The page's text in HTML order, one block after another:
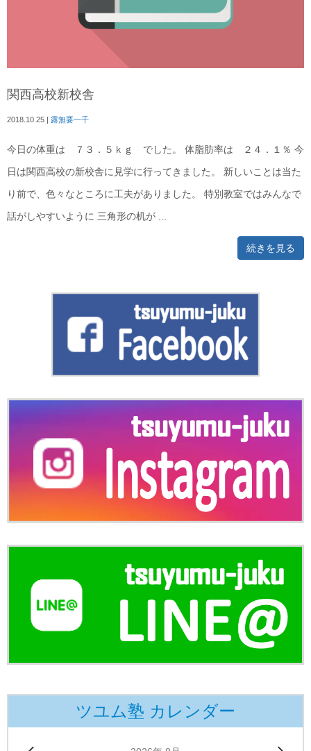
関西高校新校舎
2018.10.25 | 露無要一千
今日の体重は ７３．５ｋｇ でした。 体脂肪率は ２４．１％ 今
日は関西高校の新校舎に見学に行ってきました。 新しいことは当た
り前で、色々なところに工夫がありました。 特別教室ではみんなで
話がしやすいように 三角形の机が ...
続きを見る
ツユム塾 カレンダー